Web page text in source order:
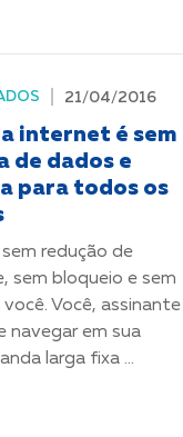
21/04/2016
a internet é sem
de dados e
para todos os
redução de
sem bloqueio e sem
você. Você, assinante
navegar em sua
larga fixa ...